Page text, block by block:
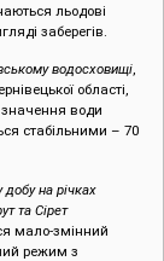
льодові
заберегів.
водосховищі,
області,
води
стабільними – 70
добу на річках
та Сірет
мало-змінний
режим з